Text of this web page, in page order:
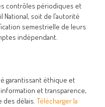
contrôles périodiques et
soit de l’autorité
semestrielle de leurs
indépendant.
garantissant éthique et
et transparence,
délais. Télécharger la